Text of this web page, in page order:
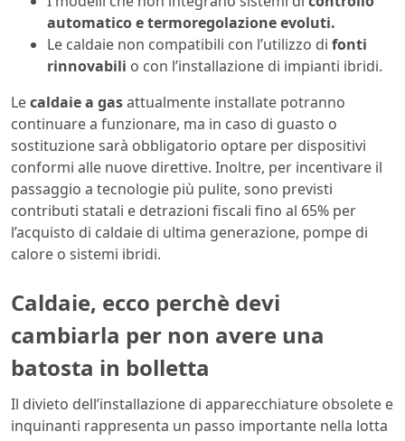
automatico e termoregolazione evoluti.
Le caldaie non compatibili con l’utilizzo di fonti
rinnovabili o con l’installazione di impianti ibridi.
Lecaldaie a gasattualmente installate potranno
continuare a funzionare, ma in caso di guasto o
sostituzione sarà obbligatorio optare per dispositivi
conformi alle nuove direttive. Inoltre, per incentivare il
passaggio a tecnologie più pulite, sono previsti
contributi statali e detrazioni fiscali fino al 65% per
l’acquisto di caldaie di ultima generazione, pompe di
calore o sistemi ibridi.
Caldaie, ecco perchè devi
cambiarla per non avere una
batosta in bolletta
Il divieto dell’installazione di apparecchiature obsolete e
inquinanti rappresenta un passo importante nella lotta